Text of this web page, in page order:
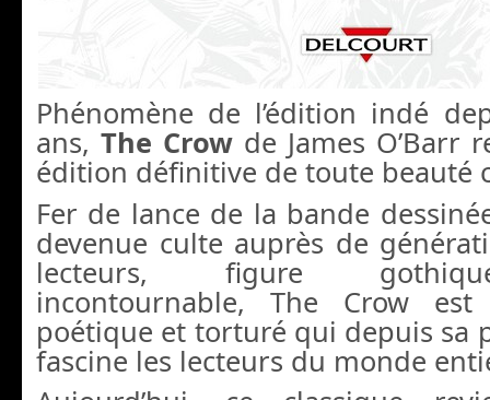
Phénomène de l’édition indé
ans, The Crow de James O’Barr
édition définitive de toute beauté
Fer de lance de la bande
devenue culte auprès de
lecteurs, figure
incontournable, The Crow
poétique et torturé qui depuis sa
fascine les lecteurs du monde